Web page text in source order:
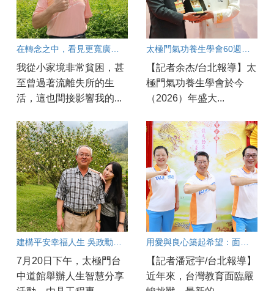
我從小家境非常貧困，甚
至曾過著流離失所的生
活，這也間接影響我的...
【記者余杰/台北報導】太
極門氣功養生學會於今
（2026）年盛大...
建構平安幸福人生 吳政勳分享以良心與正能量守護工安
7月20日下午，太極門台
中道館舉辦人生智慧分享
用愛與良心築起希望：面對教育現場的焦慮與AI浪潮，他們如何陪伴孩子成長？
【記者潘冠宇/台北報導】
近年來，台灣教育面臨嚴